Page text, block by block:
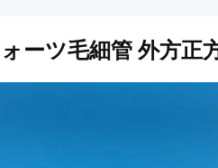
ーツ毛細管 外方正